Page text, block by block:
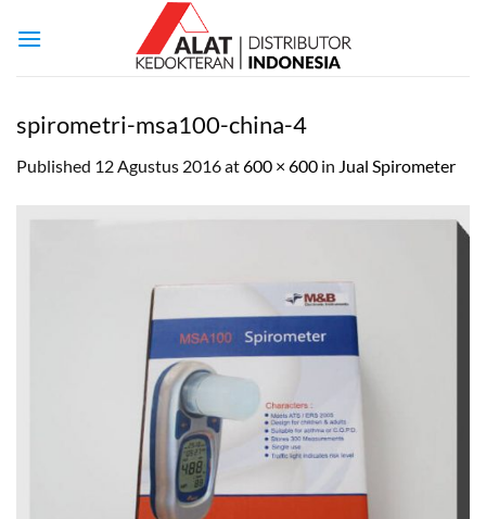
spirometri-msa100-china-4
Published 12 Agustus 2016at600 × 600 in Jual Spirometer